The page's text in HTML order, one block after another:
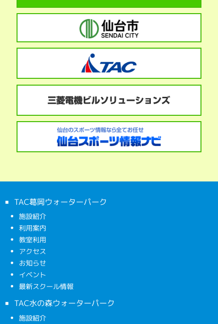
TAC葛岡ウォーターパーク
施設紹介
利用案内
教室利用
アクセス
お知らせ
イベント
最新スクール情報
TAC水の森ウォーターパーク
施設紹介